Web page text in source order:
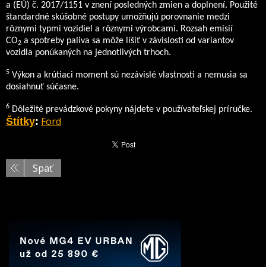
a (EÚ) č. 2017/1151 v znení posledných zmien a doplnení. Použité
štandardné skúšobné postupy umožňujú porovnanie medzi
rôznymi typmi vozidiel a rôznymi výrobcami. Rozsah emisií
CO2 a spotreby paliva sa môže líšiť v závislosti od variantov
vozidla ponúkaných na jednotlivých trhoch.
5 Výkon a krútiaci moment sú nezávislé vlastnosti a nemusia sa
dosiahnuť súčasne.
6 Dôležité prevádzkové pokyny nájdete v používateľskej príručke.
Štítky: Ford
Späť